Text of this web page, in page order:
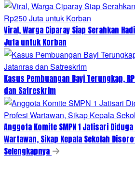
Viral, Warga Ciparay Siap Serahkan
Juta untuk Korban
Kasus Pembuangan Bayi Terungkap,
dan Satreskrim
Anggota Komite SMPN 1 Jatisari
Wartawan, Sikap Kepala Sekolah
Selengkapnya